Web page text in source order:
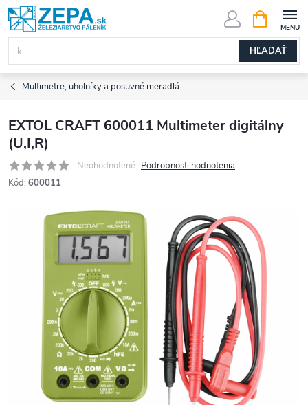
Prejsť
na
obsah
HĽADAŤ
KOŠÍK
Multimetre, uholníky a posuvné meradlá
EXTOL CRAFT 600011 Multimeter digitálny
(U,I,R)
Neohodnotené Podrobnosti hodnotenia
Kód: 600011